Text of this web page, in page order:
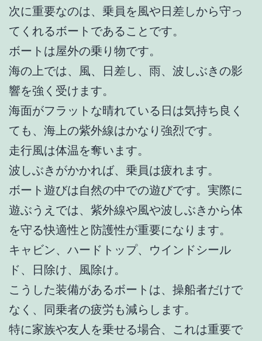
次に重要なのは、乗員を風や日差しから守っ
てくれるボートであることです。
ボートは屋外の乗り物です。
海の上では、風、日差し、雨、波しぶきの影
響を強く受けます。
海面がフラットな晴れている日は気持ち良く
ても、海上の紫外線はかなり強烈です。
走行風は体温を奪います。
波しぶきがかかれば、乗員は疲れます。
ボート遊びは自然の中での遊びです。実際に
遊ぶうえでは、紫外線や風や波しぶきから体
を守る快適性と防護性が重要になります。
キャビン、ハードトップ、ウインドシール
ド、日除け、風除け。
こうした装備があるボートは、操船者だけで
なく、同乗者の疲労も減らします。
特に家族や友人を乗せる場合、これは重要で